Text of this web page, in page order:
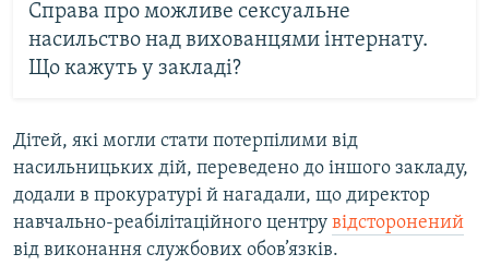
Справа про можливе сексуальне
насильство над вихованцями інтернату.
Що кажуть у закладі?
Дітей, які могли стати потерпілими від
насильницьких дій, переведено до іншого закладу,
додали в прокуратурі й нагадали, що директор
навчально-реабілітаційного центру відсторонений
від виконання службових обов’язків.